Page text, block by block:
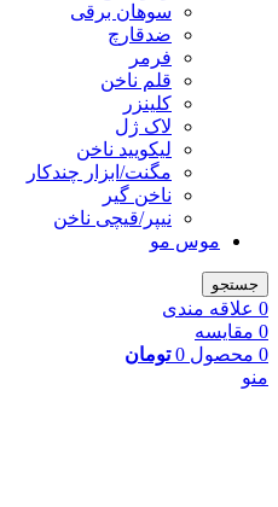
سوهان برقی
ضدقارچ
فرمر
قلم ناخن
کلینزر
لاک ژل
لیکوييد ناخن
مگنت/ابزار چندکار
ناخن گیر
نیپر/قیچی ناخن
موس مو
جستجو
0 علاقه مندی
0 مقایسه
0 محصول 0 تومان
منو